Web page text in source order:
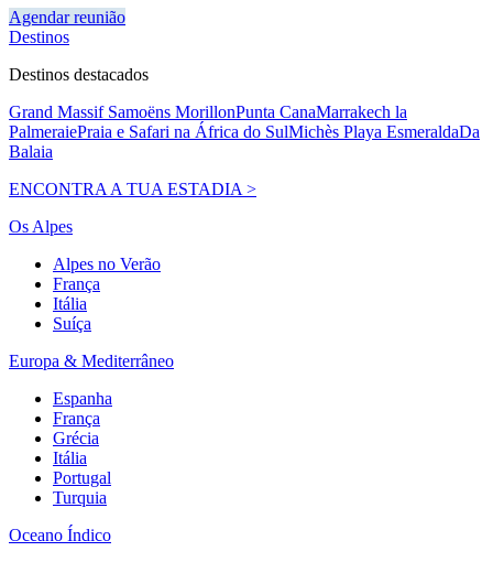
Agendar reunião
Destinos
Destinos destacados
Grand Massif Samoëns MorillonPunta CanaMarrakech la
PalmeraiePraia e Safari na África do SulMichès Playa EsmeraldaDa
Balaia
ENCONTRA A TUA ESTADIA >
Os Alpes
Alpes no Verão
França
Itália
Suíça
Europa & Mediterrâneo
Espanha
França
Grécia
Itália
Portugal
Turquia
Oceano Índico